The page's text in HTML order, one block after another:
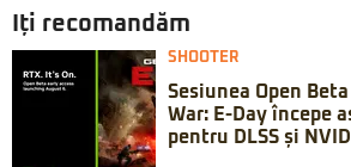
Iți recomandăm
SHOOTER
Sesiunea Open
War: E-Day începe
pentru DLSS și